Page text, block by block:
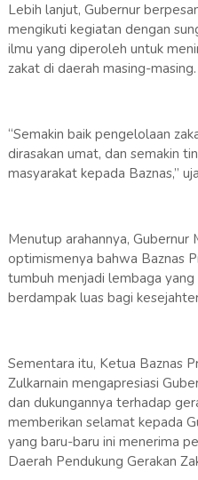
Lebih lanjut, Gubernur
mengikuti kegiatan dengan
ilmu yang diperoleh untuk
zakat di daerah masing-masing.
“Semakin baik pengelolaan
dirasakan umat, dan semakin
masyarakat kepada Baznas,”
Menutup arahannya, Gubernur
optimismenya bahwa Baznas
tumbuh menjadi lembaga yang
berdampak luas bagi
Sementara itu, Ketua Baznas
Zulkarnain mengapresiasi
dan dukungannya terhadap
memberikan selamat kepada
yang baru-baru ini menerima
Daerah Pendukung Gerakan